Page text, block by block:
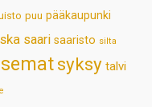
puu pääkaupunki
saari saaristo silta
syksy talvi